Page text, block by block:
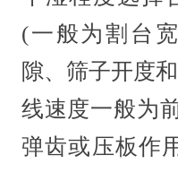
(一般为割台
隙、筛子开度
线速度一般为
弹齿或压板作